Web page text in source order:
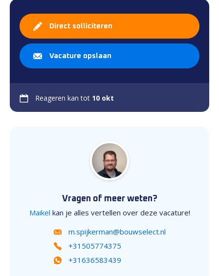
Direct solliciteren
Vacature opslaan
Reageren kan tot 10 okt
Vragen of meer weten?
Maikel kan je alles vertellen over deze vacature!
m.spijkerman@bouwselect.nl
+31505774375
+31636583439